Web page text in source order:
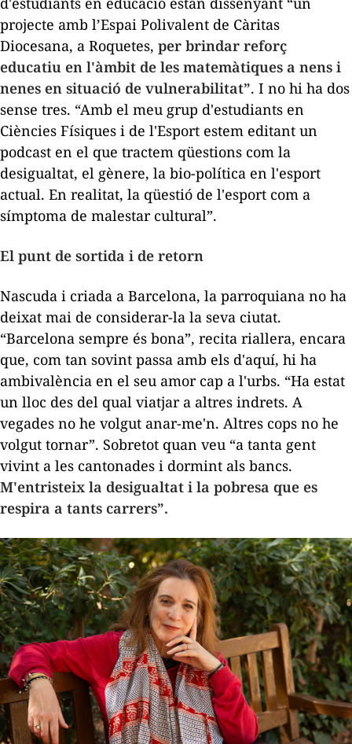
projecte amb l’Espai Polivalent de Càritas
Diocesana, a Roquetes, per brindar reforç
educatiu en l'àmbit de les matemàtiques a nens i
nenes en situació de vulnerabilitat”. I no hi ha dos
sense tres. “Amb el meu grup d'estudiants en
Ciències Físiques i de l'Esport estem editant un
podcast en el que tractem qüestions com la
desigualtat, el gènere, la bio-política en l'esport
actual. En realitat, la qüestió de l'esport com a
símptoma de malestar cultural”.
El punt de sortida i de retorn
Nascuda i criada a Barcelona, la parroquiana no ha
deixat mai de considerar-la la seva ciutat.
“Barcelona sempre és bona”, recita riallera, encara
que, com tan sovint passa amb els d'aquí, hi ha
ambivalència en el seu amor cap a l'urbs. “Ha estat
un lloc des del qual viatjar a altres indrets. A
vegades no he volgut anar-me'n. Altres cops no he
volgut tornar”. Sobretot quan veu “a tanta gent
vivint a les cantonades i dormint als bancs.
M'entristeix la desigualtat i la pobresa que es
respira a tants carrers”.